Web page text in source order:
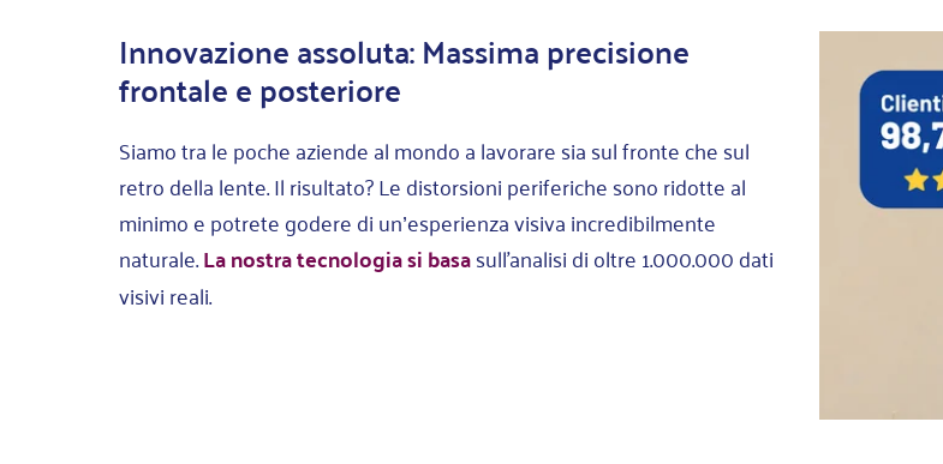
Innovazione assoluta: Massima precisione
frontale e posteriore
Siamo tra le poche aziende al mondo a lavorare sia sul fronte che sul
retro della lente. Il risultato? Le distorsioni periferiche sono ridotte al
minimo e potrete godere di un’esperienza visiva incredibilmente
naturale.La nostra tecnologia si basasull'analisi di oltre 1.000.000 dati
visivi reali.